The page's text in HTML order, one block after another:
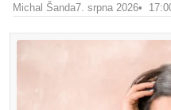
Michal Šanda7. srpna 2026